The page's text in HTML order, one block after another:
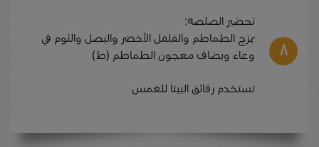
تحضير الصلصة:
تمزج الطماطم والفلفل الأخضر والبصل والثوم في
وعاء ويضاف معجون الطماطم (ط)
تستخدم رقائق البيتا للغمس